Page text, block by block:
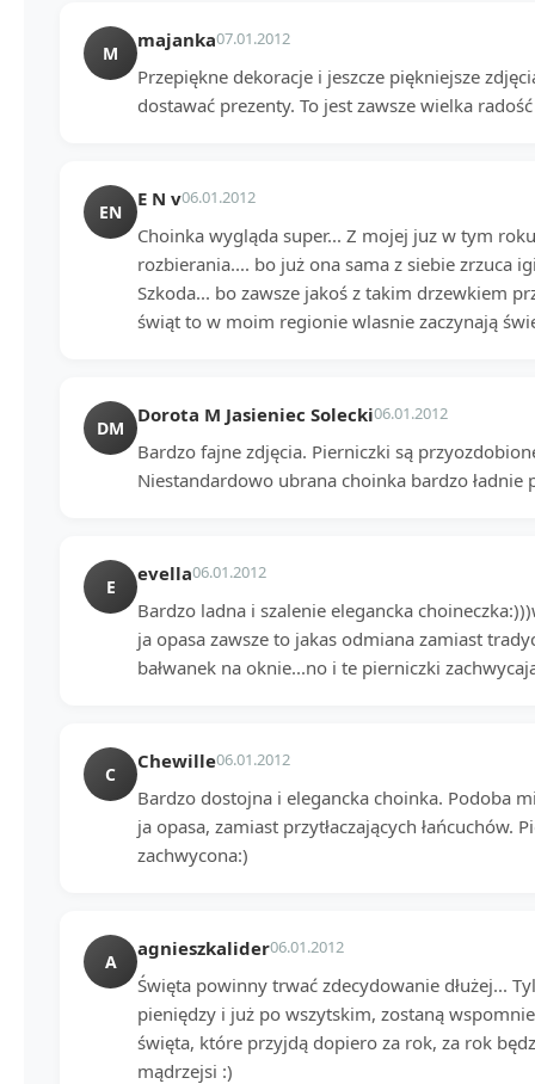
M
majanka07.01.2012
Przepiękne dekoracje i jeszcze piękniejsze
dostawać prezenty. To jest zawsze wielka
EN
E N v06.01.2012
Choinka wygląda super... Z mojej juz w tym
rozbierania.... bo już ona sama z siebie zrzuca
Szkoda... bo zawsze jakoś z takim drzewkiem
świąt to w moim regionie wlasnie zaczynają
DM
Dorota M Jasieniec Solecki06.01.2012
Bardzo fajne zdjęcia. Pierniczki są
Niestandardowo ubrana choinka bardzo
E
evella06.01.2012
Bardzo ladna i szalenie elegancka
ja opasa zawsze to jakas odmiana zamiast
bałwanek na oknie...no i te pierniczki
C
Chewille06.01.2012
Bardzo dostojna i elegancka choinka. Podoba
ja opasa, zamiast przytłaczających łańcuchów.
zachwycona:)
A
agnieszkalider06.01.2012
Święta powinny trwać zdecydowanie dłużej...
pieniędzy i już po wszytskim, zostaną
święta, które przyjdą dopiero za rok, za rok
mądrzejsi :)